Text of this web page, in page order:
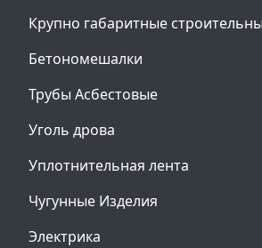
Крупно габаритные
Бетономешалки
Трубы Асбестовые
Уголь дрова
Уплотнительная лента
Чугунные Изделия
Электрика